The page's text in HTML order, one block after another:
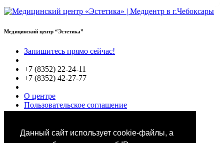
Данный сайт использует cookie-файлы, а
Медицинский центр “Эстетика”
Запишитесь прямо сейчас!
+7 (8352) 22-24-11
+7 (8352) 42-27-77
О центре
Пользовательское соглашение
Политики конфиденциальности
Специалисты
Выбор звезд